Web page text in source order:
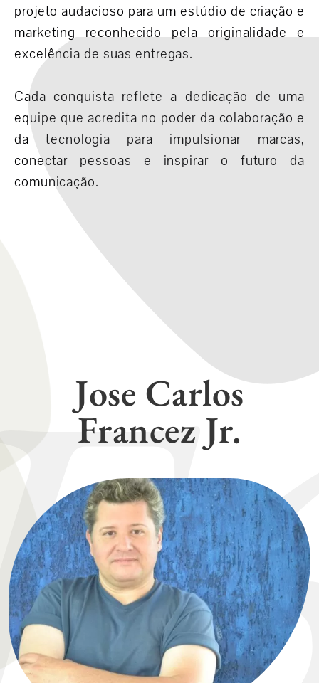
projeto audacioso para um estúdio de criação e
marketing reconhecido pela originalidade e
excelência de suas entregas.
Cada conquista reflete a dedicação de uma
equipe que acredita no poder da colaboração e
da tecnologia para impulsionar marcas,
conectar pessoas e inspirar o futuro da
comunicação.
Jose Carlos
Francez Jr.